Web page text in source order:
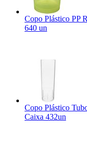
Copo Plástico PP
640 un
Copo Plástico
Caixa 432un